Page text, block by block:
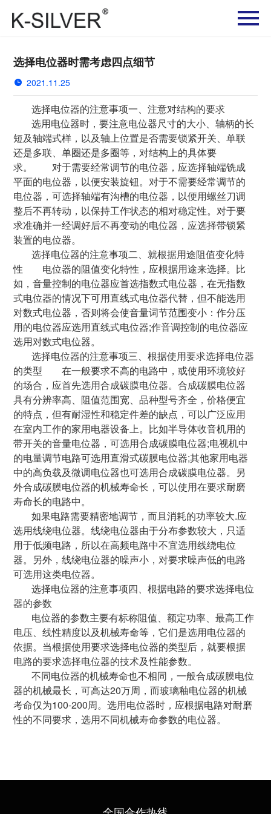
选择电位器时需考虑四点细节
2021.11.25
选择电位器的注意事项一、注意对结构的要求
选用电位器时，要注意电位器尺寸的大小、轴柄的长
短及轴端式样，以及轴上位置是否需要锁紧开关、单联
还是多联、单圈还是多圈等，对结构上的具体要
求。 对于需要经常调节的电位器，应选择轴端铣成
平面的电位器，以便安装旋钮。对于不需要经常调节的
电位器，可选择轴端有沟槽的电位器，以便用螺丝刀调
整后不再转动，以保持工作状态的相对稳定性。对于要
求准确并一经调好后不再变动的电位器，应选择带锁紧
装置的电位器。
选择电位器的注意事项二、就根据用途阻值变化特
性 电位器的阻值变化特性，应根据用途来选择。比
如，音量控制的电位器应首选指数式电位器，在无指数
式电位器的情况下可用直线式电位器代替，但不能选用
对数式电位器，否则将会使音量词节范围变小：作分压
用的电位器应选用直线式电位器;作音调控制的电位器应
选用对数式电位器。
选择电位器的注意事项三、根据使用要求选择电位器
的类型 在一般要求不高的电路中，或使用环境较好
的场合，应首先选用合成碳膜电位器。合成碳膜电位器
具有分辨率高、阻值范围宽、品种型号齐全，价格便宜
的特点，但有耐湿性和稳定件差的缺点，可以广泛应用
在室内工作的家用电器设备上。比如半导体收音机用的
带开关的音量电位器，可选用合成碳膜电位器;电视机中
的电量调节电路可选用直滑式碳膜电位器;其他家用电器
中的高负载及微调电位器也可选用合成碳膜电位器。另
外合成碳膜电位器的机械寿命长，可以使用在要求耐磨
寿命长的电路中。
如果电路需要精密地调节，而且消耗的功率较大.应
选用线绕电位器。线绕电位器由于分布参数较大，只适
用于低频电路，所以在高频电路中不宜选用线绕电位
器。另外，线绕电位器的噪声小，对要求噪声低的电路
可选用这类电位器。
选择电位器的注意事项四、根据电路的要求选择电位
器的参数
电位器的参数主要有标称阻值、额定功率、最高工作
电压、线性精度以及机械寿命等，它们是选用电位器的
依据。当根据使用要求选择电位器的类型后，就要根据
电路的要求选择电位器的技术及性能参数。
不同电位器的机械寿命也不相同，一般合成碳膜电位
器的机械最长，可高达20万周，而玻璃釉电位器的机械
考命仅为100-200周。选用电位器时，应根据电路对耐磨
性的不同要求，选用不同机械寿命参数的电位器。